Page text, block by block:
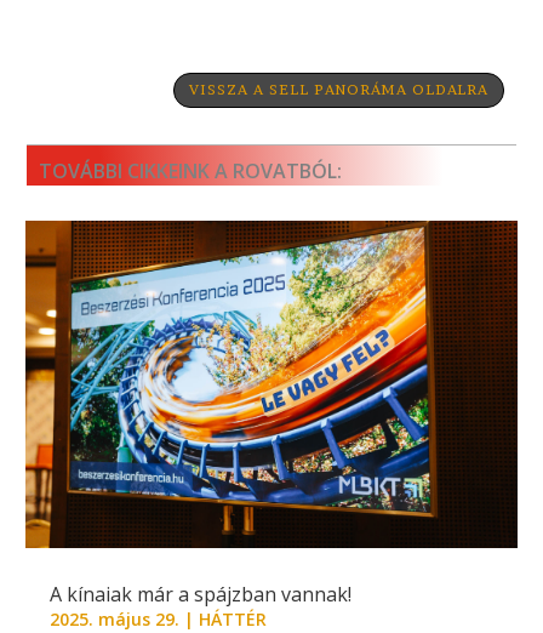
VISSZA A SELL PANORÁMA OLDALRA
TOVÁBBI CIKKEINK A ROVATBÓL:
A kínaiak már a spájzban vannak!
2025. május 29. | HÁTTÉR